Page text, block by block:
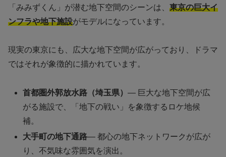
「みみずくん」が潜む地下空間のシーンは、 東京の巨大イ
ンフラや地下施設がモデルになっています。
現実の東京にも、広大な地下空間が広がっており、ドラマ
ではそれが象徴的に描かれています。
首都圏外郭放水路（埼玉県）— 巨大な地下空間が広
がる施設で、「地下の戦い」を象徴するロケ地候
補。
大手町の地下通路— 都心の地下ネットワークが広が
り、不気味な雰囲気を演出。